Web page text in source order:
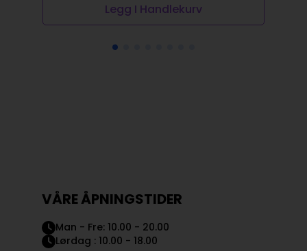
Legg I Handlekurv
VÅRE ÅPNINGSTIDER
Man - Fre: 10.00 - 20.00
Lørdag : 10.00 - 18.00